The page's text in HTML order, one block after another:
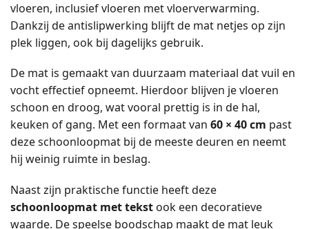
vloeren, inclusief vloeren met vloerverwarming.
Dankzij de antislipwerking blijft de mat netjes op zijn
plek liggen, ook bij dagelijks gebruik.
De mat is gemaakt van duurzaam materiaal dat vuil en
vocht effectief opneemt. Hierdoor blijven je vloeren
schoon en droog, wat vooral prettig is in de hal,
keuken of gang. Met een formaat van 60 × 40 cm past
deze schoonloopmat bij de meeste deuren en neemt
hij weinig ruimte in beslag.
Naast zijn praktische functie heeft deze
schoonloopmat met tekst ook een decoratieve
waarde. De speelse boodschap maakt de mat leuk